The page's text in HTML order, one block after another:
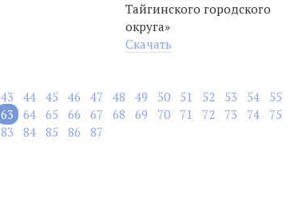
Тайгинского городского
округа»
Скачать
43 44 45 46 47 48 49 50 51 52 53 54 55
63 64 65 66 67 68 69 70 71 72 73 74 75
83 84 85 86 87